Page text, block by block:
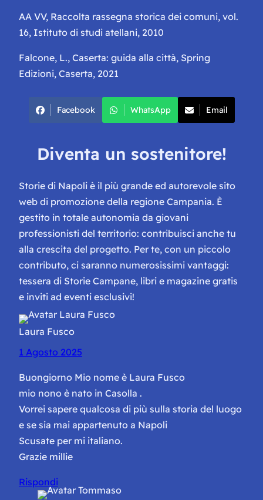
AA VV, Raccolta rassegna storica dei comuni, vol.
16, Istituto di studi atellani, 2010
Falcone, L., Caserta: guida alla città, Spring
Edizioni, Caserta, 2021
Facebook WhatsApp Email
Diventa un sostenitore!
Storie di Napoli è il più grande ed autorevole sito
web di promozione della regione Campania. È
gestito in totale autonomia da giovani
professionisti del territorio: contribuisci anche tu
alla crescita del progetto. Per te, con un piccolo
contributo, ci saranno numerosissimi vantaggi:
tessera di Storie Campane, libri e magazine gratis
e inviti ad eventi esclusivi!
Laura Fusco
1 Agosto 2025
Buongiorno Mio nome è Laura Fusco
mio nono è nato in Casolla .
Vorrei sapere qualcosa di più sulla storia del luogo
e se sia mai appartenuto a Napoli
Scusate per mi italiano.
Grazie millie
Rispondi